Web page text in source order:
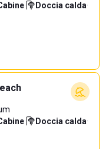
· Doccia calda·
· Doccia calda·